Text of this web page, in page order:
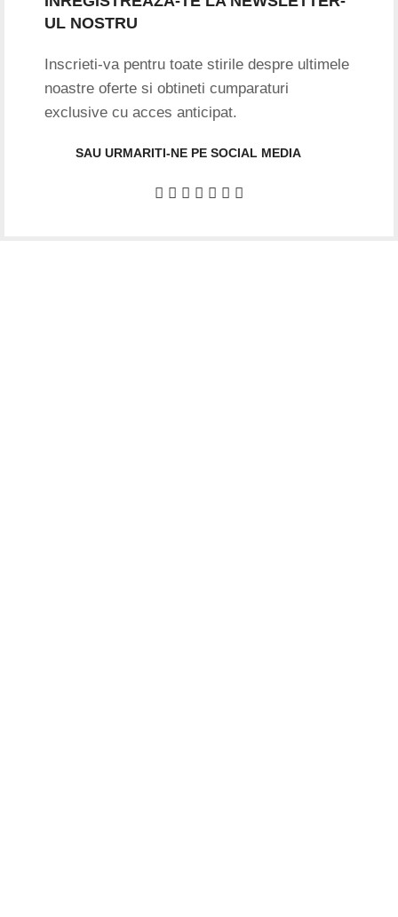
UL NOSTRU
Inscrieti-va pentru toate stirile despre ultimele
noastre oferte si obtineti cumparaturi
exclusive cu acces anticipat.
SAU URMARITI-NE PE SOCIAL MEDIA